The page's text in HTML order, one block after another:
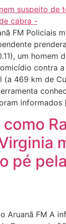
FM Policiais
um homem
contra a
(a 469 km de
informados
pé
Aruanã FM A